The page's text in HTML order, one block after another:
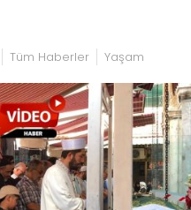
Tüm Haberler Yaşam